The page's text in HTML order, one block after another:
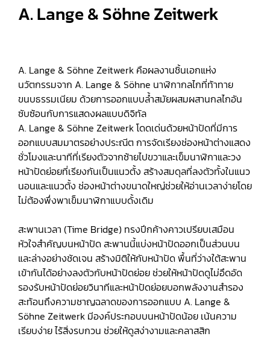
A. Lange & Söhne Zeitwerk
A. Lange & Söhne Zeitwerk คือผลงานชิ้นเอกแห่ง
นวัตกรรมจาก A. Lange & Söhne นาฬิกากลไกที่ท้าทาย
ขนบธรรมเนียม ด้วยการออกแบบล้ำสมัยผสมผสานกลไกอัน
ซับซ้อนกับการแสดงผลแบบดิจิทัล
A. Lange & Söhne Zeitwerk โดดเด่นด้วยหน้าปัดที่มีการ
ออกแบบสมมาตรอย่างประณีต การจัดเรียงช่องหน้าต่างแสดง
ชั่วโมงและนาทีที่เรียงตัวจากซ้ายไปขวาและเข็มนาฬิกาและวง
หน้าปัดย่อยที่เรียงกันเป็นแนวตั้ง สร้างสมดุลที่ลงตัวทั้งในแนว
นอนและแนวตั้ง ช่องหน้าต่างขนาดใหญ่ช่วยให้อ่านเวลาง่ายโดย
ไม่ต้องพึ่งพาเข็มนาฬิกาแบบดั้งเดิม
สะพานเวลา (Time Bridge) ทรงปีกค้างคาวเปรียบเสมือน
หัวใจสำคัญบนหน้าปัด สะพานนี้แบ่งหน้าปัดออกเป็นส่วนบน
และล่างอย่างชัดเจน สร้างมิติให้กับหน้าปัด พื้นที่ว่างใต้สะพาน
เข้ากันได้อย่างลงตัวกับหน้าปัดย่อย ช่วยให้หน้าปัดดูไม่อึดอัด
รองรับหน้าปัดย่อยวินาทีและหน้าปัดย่อยบอกพลังงานสำรอง
สะท้อนถึงความชาญฉลาดของการออกแบบ A. Lange &
Söhne Zeitwerk มีองค์ประกอบบนหน้าปัดน้อย เน้นความ
เรียบง่าย ไร้สิ่งรบกวน ช่วยให้ดูสง่างามและคลาสสิก